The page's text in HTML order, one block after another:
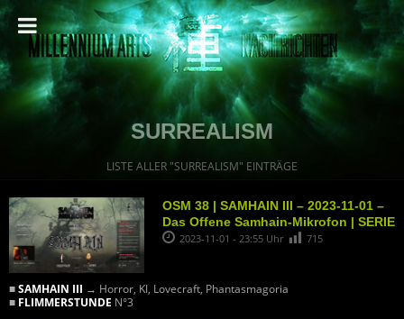
SURREALISM
LISTE ALLER "SURREALISM" EINTRÄGE
OSM 38 | SAMHAIN III – 2023-11-01 –
Das Offene Samhain-Mikrofon | SERIE
2023-11-01 - 23:55 Uhr 715
■SAMHAIN III → Horror, KI, Lovecraft, Phantasmagoria
■ FLIMMERSTUNDE N°3